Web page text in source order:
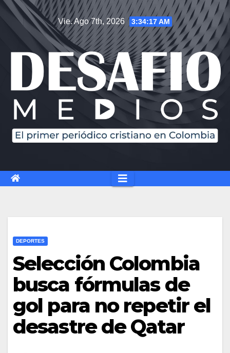
Vie. Ago 7th, 2026 3:34:18 AM
DEPORTES
Selección Colombia
busca fórmulas de
gol para no repetir el
desastre de Qatar